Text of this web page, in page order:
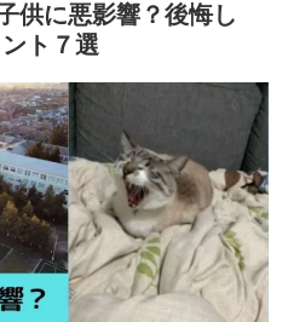
供に悪影響？後悔し
ト７選